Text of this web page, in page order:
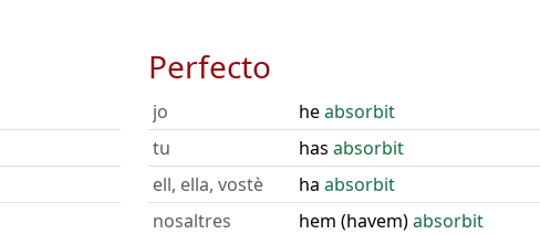
Perfecto
jo heabsorbit
tu
has absorbit
ell, ella, vostè
ha absorbit
nosaltres
hem (havem)absorbit